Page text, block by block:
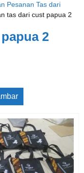
Pesanan Tas dari
tas dari cust papua 2
2